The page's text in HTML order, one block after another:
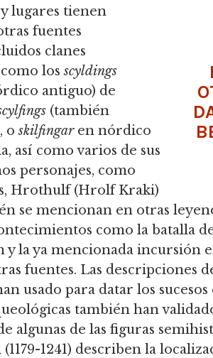
lugares tienen
fuentes
clanes
losscyldings
antiguo) de
(también
, oskilfingar en nórdico
así como varios de sus
personajes, como
Hrothulf (Hrolf Kraki)
se mencionan en otras
como la batalla
y la ya mencionada incursión
fuentes. Las descripciones
usado para datar los
también han
algunas de las figuras
1241) describen la